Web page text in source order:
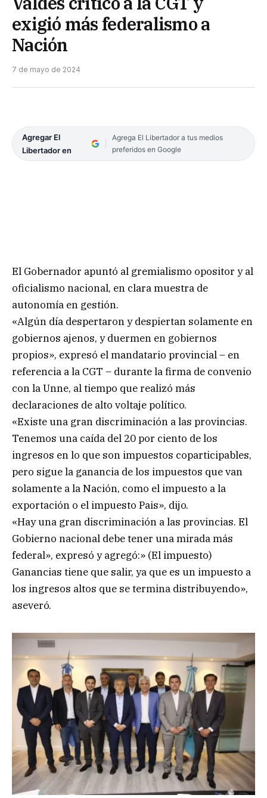
exigió más federalismo a
Nación
7 de mayo de 2024
Agregar El
Libertador en
Agrega El Libertador a tus medios
preferidos en Google
El Gobernador apuntó al gremialismo opositor y al
oficialismo nacional, en clara muestra de
autonomía en gestión.
«Algún día despertaron y despiertan solamente en
gobiernos ajenos, y duermen en gobiernos
propios», expresó el mandatario provincial – en
referencia a la CGT – durante la firma de convenio
con la Unne, al tiempo que realizó más
declaraciones de alto voltaje político.
«Existe una gran discriminación a las provincias.
Tenemos una caída del 20 por ciento de los
ingresos en lo que son impuestos coparticipables,
pero sigue la ganancia de los impuestos que van
solamente a la Nación, como el impuesto a la
exportación o el impuesto Pais», dijo.
«Hay una gran discriminación a las provincias. El
Gobierno nacional debe tener una mirada más
federal», expresó y agregó:» (El impuesto)
Ganancias tiene que salir, ya que es un impuesto a
los ingresos altos que se termina distribuyendo»,
aseveró.